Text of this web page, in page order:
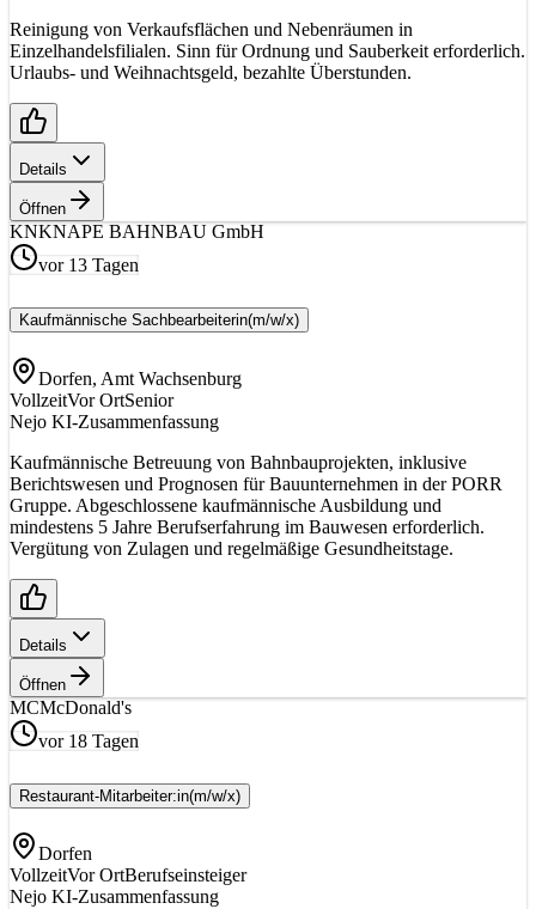
Reinigung von Verkaufsflächen und Nebenräumen in
Einzelhandelsfilialen. Sinn für Ordnung und Sauberkeit erforderlich.
Urlaubs- und Weihnachtsgeld, bezahlte Überstunden.
Details
Öffnen
KNKNAPE BAHNBAU GmbH
vor 13 Tagen
Kaufmännische Sachbearbeiterin(m/w/x)
Dorfen, Amt Wachsenburg
VollzeitVor OrtSenior
Nejo KI-Zusammenfassung
Kaufmännische Betreuung von Bahnbauprojekten, inklusive
Berichtswesen und Prognosen für Bauunternehmen in der PORR
Gruppe. Abgeschlossene kaufmännische Ausbildung und
mindestens 5 Jahre Berufserfahrung im Bauwesen erforderlich.
Vergütung von Zulagen und regelmäßige Gesundheitstage.
Details
Öffnen
MCMcDonald's
vor 18 Tagen
Restaurant-Mitarbeiter:in(m/w/x)
Dorfen
VollzeitVor OrtBerufseinsteiger
Nejo KI-Zusammenfassung